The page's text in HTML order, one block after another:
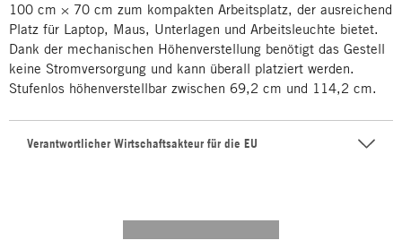
100 cm × 70 cm zum kompakten Arbeitsplatz, der ausreichend
Platz für Laptop, Maus, Unterlagen und Arbeitsleuchte bietet.
Dank der mechanischen Höhenverstellung benötigt das Gestell
keine Stromversorgung und kann überall platziert werden.
Stufenlos höhenverstellbar zwischen 69,2 cm und 114,2 cm.
Verantwortlicher Wirtschaftsakteur für die EU